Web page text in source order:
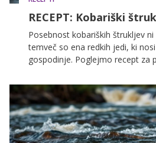
RECEPT: Kobariški
Posebnost kobariških štrukljev
temveč so ena redkih jedi, ki
gospodinje. Poglejmo recept za